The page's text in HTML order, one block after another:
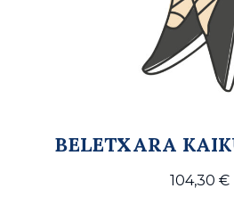
BELETXARA
104,30 €